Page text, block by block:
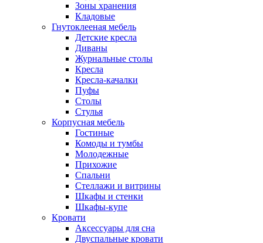
Зоны хранения
Кладовые
Гнутоклееная мебель
Детские кресла
Диваны
Журнальные столы
Кресла
Кресла-качалки
Пуфы
Столы
Стулья
Корпусная мебель
Гостиные
Комоды и тумбы
Молодежные
Прихожие
Спальни
Стеллажи и витрины
Шкафы и стенки
Шкафы-купе
Кровати
Аксессуары для сна
Двуспальные кровати